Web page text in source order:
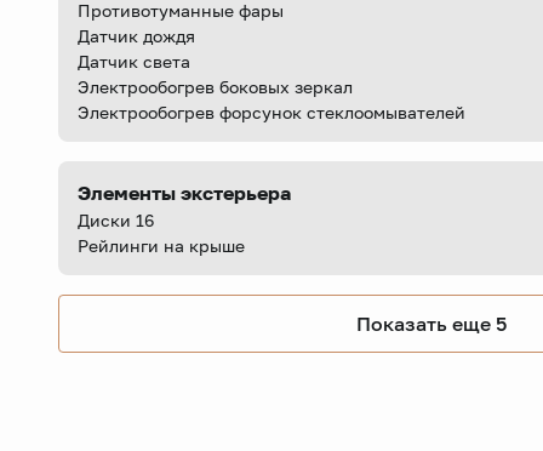
Противотуманные фары
Датчик дождя
Датчик света
Электрообогрев боковых зеркал
Электрообогрев форсунок стеклоомывателей
Элементы экстерьера
Диски 16
Рейлинги на крыше
Показать еще 5